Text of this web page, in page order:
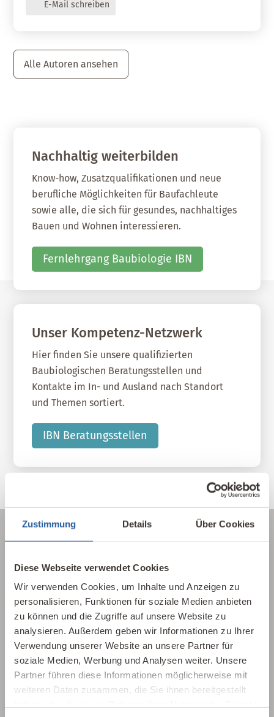
Zustimmung Details Über Cookies
Diese Webseite verwendet Cookies
Wir verwenden Cookies, um Inhalte und Anzeigen zu
personalisieren, Funktionen für soziale Medien anbieten
zu können und die Zugriffe auf unsere Website zu
analysieren. Außerdem geben wir Informationen zu Ihrer
Verwendung unserer Website an unsere Partner für
soziale Medien, Werbung und Analysen weiter. Unsere
Partner führen diese Informationen möglicherweise mit
weiteren Daten zusammen, die Sie ihnen bereitgestellt
E-Mail schreiben
Alle Autoren ansehen
Nachhaltig weiterbilden
Know-how, Zusatzqualifikationen und neue
berufliche Möglichkeiten für Baufachleute
sowie alle, die sich für gesundes, nachhaltiges
Bauen und Wohnen interessieren.
Fernlehrgang Baubiologie IBN
Unser Kompetenz-Netzwerk
Hier finden Sie unsere qualifizierten
Baubiologischen Beratungsstellen und
Kontakte im In- und Ausland nach Standort
und Themen sortiert.
IBN Beratungsstellen
Über die Baubiologie
Die Baubiologie beschäftigt sich mit der
Beziehung zwischen Menschen und ihrer
gebauten Umwelt. Wie wirken sich Gebäude,
Baustoffe und Architektur auf Mensch und
Natur aus? Dabei werden ganzheitlich
gesundheitliche, nachhaltige und
gestalterische Aspekte betrachtet.